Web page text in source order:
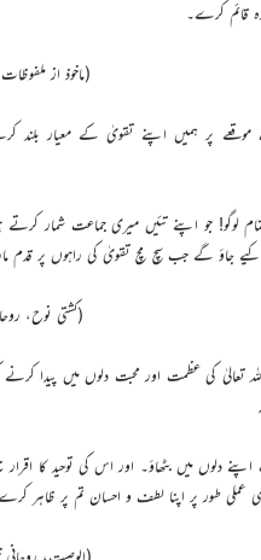
قائم کرے۔
(ماخوذ از ملفوظات جلد 7 صفحہ
پر ہمیں اپنے تقویٰ کے معیار بلند
لوگو! جو اپنے تئیں میری جماعت شمار
جاؤ گے جب سچ مچ تقویٰ کی راہوں پر قدم
(کشتی نوح، روحانی
تعالیٰ کی عظمت اور محبت دلوں میں پیدا
اپنے دلوں میں بٹھاؤ۔ اور اس کی توحید کا
عملی طور پر اپنا لطف و احسان تم پر ظاہر